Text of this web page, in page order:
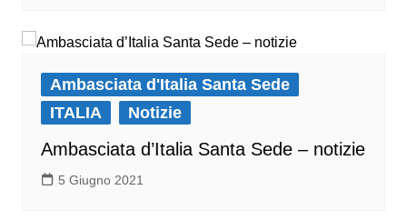
Ambasciata d'Italia Santa Sede
ITALIA
Notizie
Ambasciata d’Italia Santa Sede – notizie
5 Giugno 2021